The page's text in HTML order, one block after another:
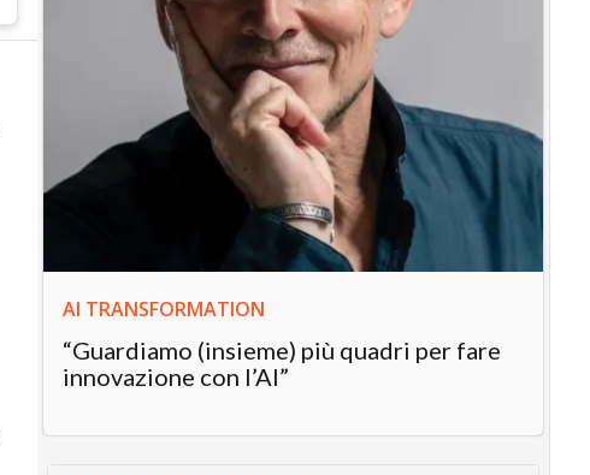
AI TRANSFORMATION
“Guardiamo (insieme) più quadri per fare
innovazione con l’AI”